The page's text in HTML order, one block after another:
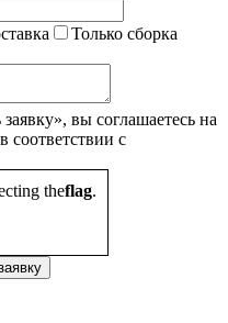
Только сборка
вы соглашаетесь на
соответствии с
theflag.